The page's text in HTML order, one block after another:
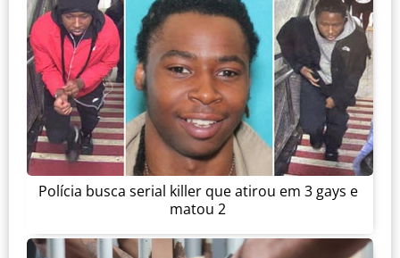
Polícia busca serial killer que atirou em 3 gays e
matou 2